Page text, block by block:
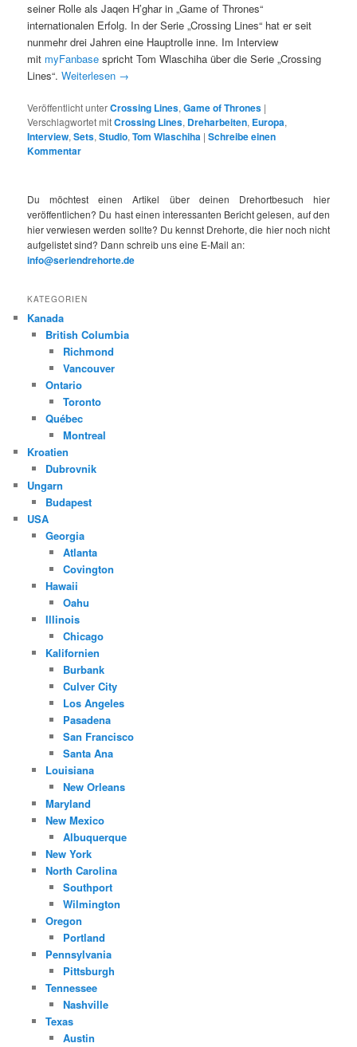
seiner Rolle als Jaqen H’ghar in „Game of Thrones“
internationalen Erfolg. In der Serie „Crossing Lines“ hat er seit
nunmehr drei Jahren eine Hauptrolle inne. Im Interview
mit myFanbase spricht Tom Wlaschiha über die Serie „Crossing
Lines“.Weiterlesen →
Veröffentlicht unterCrossing Lines,Game of Thrones |
Verschlagwortet mitCrossing Lines, Dreharbeiten, Europa,
Interview,Sets,Studio,Tom Wlaschiha |Schreibe einen
Kommentar
Du möchtest einen Artikel über deinen Drehortbesuch hier
veröffentlichen? Du hast einen interessanten Bericht gelesen, auf den
hier verwiesen werden sollte? Du kennst Drehorte, die hier noch nicht
aufgelistet sind? Dann schreib uns eine E-Mail an:
info@seriendrehorte.de
KATEGORIEN
Kanada
British Columbia
Richmond
Vancouver
Ontario
Toronto
Québec
Montreal
Kroatien
Dubrovnik
Ungarn
Budapest
USA
Georgia
Atlanta
Covington
Hawaii
Oahu
Illinois
Chicago
Kalifornien
Burbank
Culver City
Los Angeles
Pasadena
San Francisco
Santa Ana
Louisiana
New Orleans
Maryland
New Mexico
Albuquerque
New York
North Carolina
Southport
Wilmington
Oregon
Portland
Pennsylvania
Pittsburgh
Tennessee
Nashville
Texas
Austin